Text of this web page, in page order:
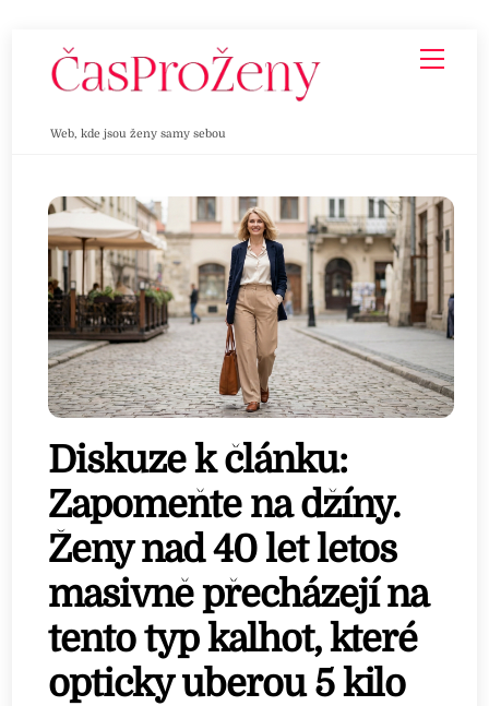
Web, kde jsou ženy samy sebou
Diskuze k článku:
Zapomeňte na džíny.
Ženy nad 40 let letos
masivně přecházejí na
tento typ kalhot, které
opticky uberou 5 kilo